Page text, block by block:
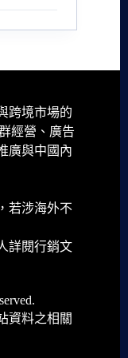
跨境市場的
經營、廣告
廣與中國內
若涉海外不
詳閱行銷文
資料之相關